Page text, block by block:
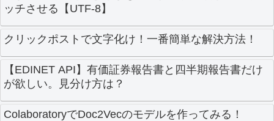
ッチさせる【UTF-8】
クリックポストで文字化け！一番簡単な解決方法！
【EDINET API】有価証券報告書と四半期報告書だけ
が欲しい。見分け方は？
ColaboratoryでDoc2Vecのモデルを作ってみる！